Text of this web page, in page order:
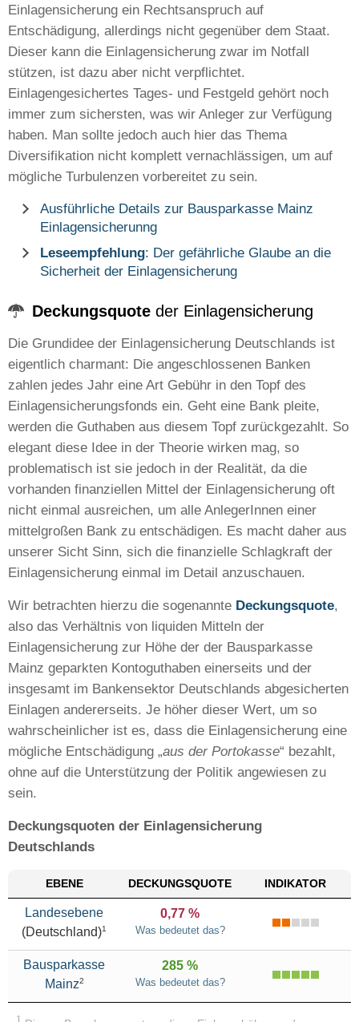
Einlagensicherung ein Rechtsanspruch auf
Entschädigung, allerdings nicht gegenüber dem Staat.
Dieser kann die Einlagensicherung zwar im Notfall
stützen, ist dazu aber nicht verpflichtet.
Einlagengesichertes Tages- und Festgeld gehört noch
immer zum sichersten, was wir Anleger zur Verfügung
haben. Man sollte jedoch auch hier das Thema
Diversifikation nicht komplett vernachlässigen, um auf
mögliche Turbulenzen vorbereitet zu sein.
Ausführliche Details zur Bausparkasse Mainz
Einlagensicherunng
Leseempfehlung: Der gefährliche Glaube an die
Sicherheit der Einlagensicherung
Deckungsquote der Einlagensicherung
Die Grundidee der Einlagensicherung Deutschlands ist
eigentlich charmant: Die angeschlossenen Banken
zahlen jedes Jahr eine Art Gebühr in den Topf des
Einlagensicherungsfonds ein. Geht eine Bank pleite,
werden die Guthaben aus diesem Topf zurückgezahlt. So
elegant diese Idee in der Theorie wirken mag, so
problematisch ist sie jedoch in der Realität, da die
vorhanden finanziellen Mittel der Einlagensicherung oft
nicht einmal ausreichen, um alle AnlegerInnen einer
mittelgroßen Bank zu entschädigen. Es macht daher aus
unserer Sicht Sinn, sich die finanzielle Schlagkraft der
Einlagensicherung einmal im Detail anzuschauen.
Wir betrachten hierzu die sogenannte Deckungsquote,
also das Verhältnis von liquiden Mitteln der
Einlagensicherung zur Höhe der der Bausparkasse
Mainz geparkten Kontoguthaben einerseits und der
insgesamt im Bankensektor Deutschlands abgesicherten
Einlagen andererseits. Je höher dieser Wert, um so
wahrscheinlicher ist es, dass die Einlagensicherung eine
mögliche Entschädigung „aus der Portokasse“ bezahlt,
ohne auf die Unterstützung der Politik angewiesen zu
sein.
Deckungsquoten der Einlagensicherung
Deutschlands
EBENE DECKUNGSQUOTE INDIKATOR
Landesebene
(Deutschland)1
0,77 %
Was bedeutet das?
Bausparkasse
Mainz2
285 %
Was bedeutet das?
1